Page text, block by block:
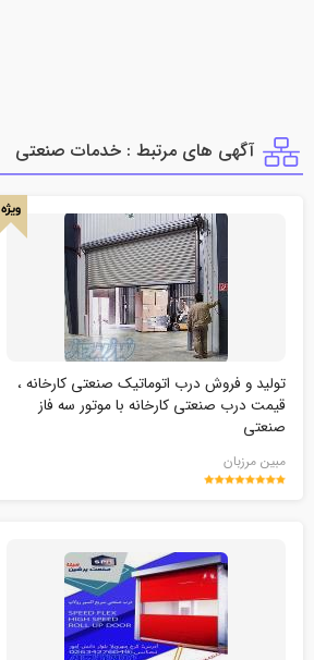
آگهی های مرتبط : خدمات صنعتي
ویژه
تولید و فروش درب اتوماتیک صنعتی کارخانه ،
قیمت درب صنعتی کارخانه با موتور سه فاز
صنعتی
مبین مرزبان